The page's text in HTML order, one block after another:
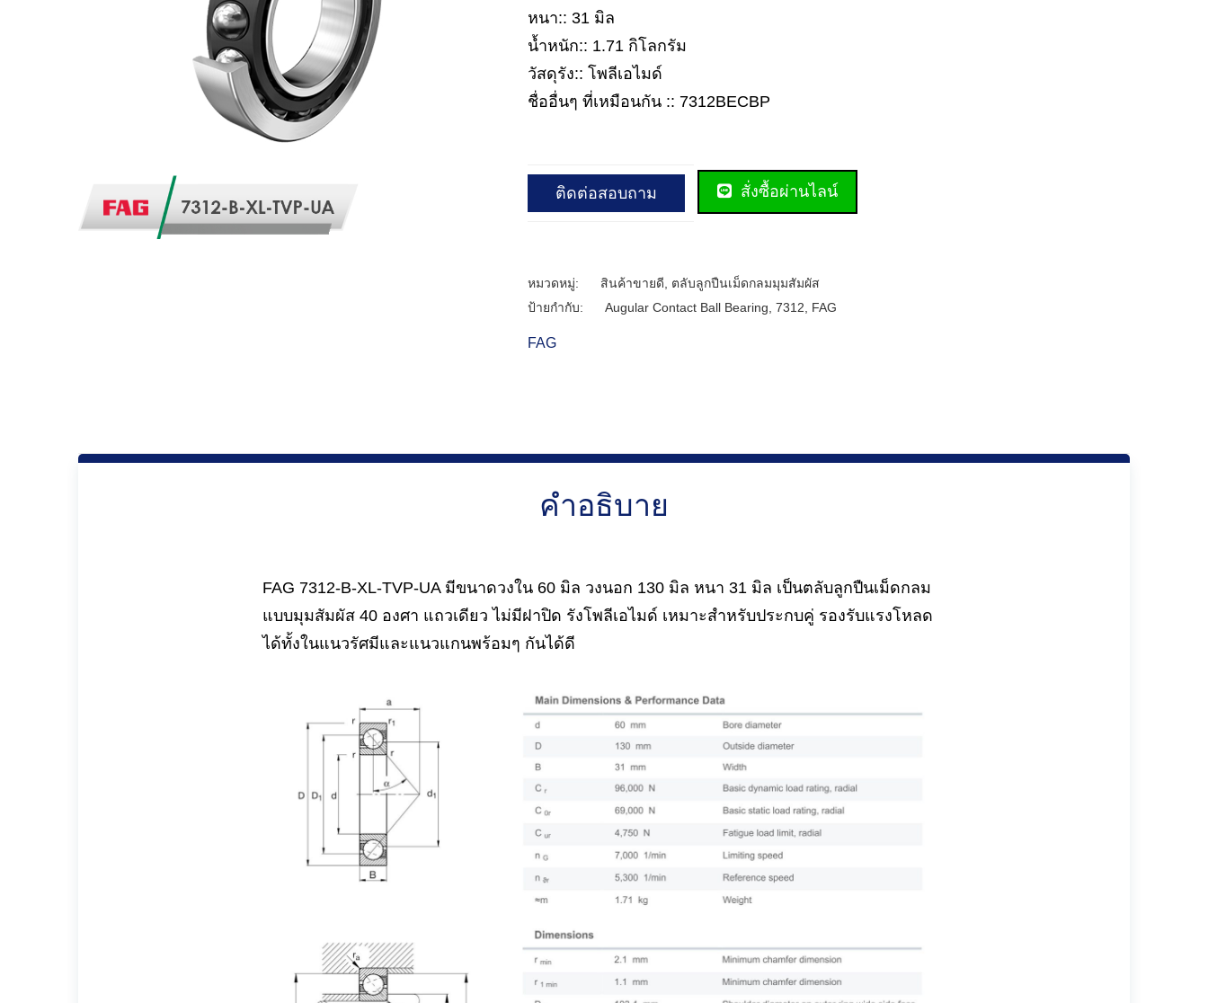
หนา:: 31 มิล
น้ำหนัก:: 1.71 กิโลกรัม
วัสดุรัง:: โพลีเอไมด์
ชื่ออื่นๆ ที่เหมือนกัน :: 7312BECBP
ติดต่อสอบถาม สั่งซื้อผ่านไลน์
หมวดหมู่: สินค้าขายดี
ตลับลูกปืนเม็ดกลมมุมสัมผัส
ป้ายกำกับ:
Augular Contact Ball Bearing 7312 FAG
FAG
คำอธิบาย
FAG 7312-B-XL-TVP-UA มีขนาดวงใน 60 มิล วงนอก 130 มิล หนา 31 มิล เป็นตลับลูกปืนเม็ดกลม
แบบมุมสัมผัส 40 องศา แถวเดียว ไม่มีฝาปิด รังโพลีเอไมด์ เหมาะสำหรับประกบคู่ รองรับแรงโหลด
ได้ทั้งในแนวรัศมีและแนวแกนพร้อมๆ กันได้ดี